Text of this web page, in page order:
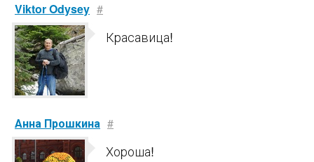
Viktor Odysey #
Красавица!
Анна Прошкина #
Хороша!